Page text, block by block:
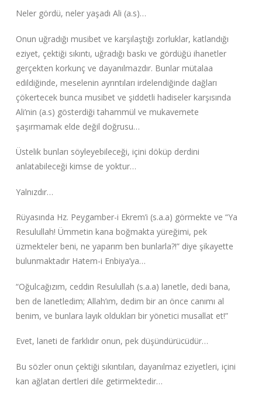
Neler gördü, neler yaşadı Ali (a.s)…
Onun uğradığı musibet ve karşılaştığı zorluklar, katlandığı
eziyet, çektiği sıkıntı, uğradığı baskı ve gördüğü ihanetler
gerçekten korkunç ve dayanılmazdır. Bunlar mütalaa
edildiğinde, meselenin ayrıntıları irdelendiğinde dağları
çökertecek bunca musibet ve şiddetli hadiseler karşısında
Ali’nin (a.s) gösterdiği tahammül ve mukavemete
şaşırmamak elde değil doğrusu…
Üstelik bunları söyleyebileceği, içini döküp derdini
anlatabileceği kimse de yoktur…
Yalnızdır…
Rüyasında Hz. Peygamber-i Ekrem’i (s.a.a) görmekte ve “Ya
Resulullah! Ümmetin kana boğmakta yüreğimi, pek
üzmekteler beni, ne yaparım ben bunlarla?!”‌ diye şikayette
bulunmaktadır Hatem-i Enbiya’ya…
“Oğulcağızım, ceddin Resulullah (s.a.a) lanetle, dedi bana,
ben de lanetledim; Allah’ım, dedim bir an önce canımı al
benim, ve bunlara layık oldukları bir yönetici musallat et!”‌
Evet, laneti de farklıdır onun, pek düşündürücüdür…
Bu sözler onun çektiği sıkıntıları, dayanılmaz eziyetleri, içini
kan ağlatan dertleri dile getirmektedir…